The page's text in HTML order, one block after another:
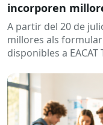
incorporen
A partir del 20 de
millores als
disponibles a